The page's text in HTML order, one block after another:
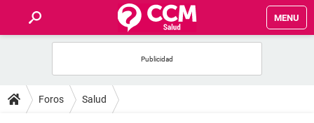
MENU
FOROS
Foros Salud